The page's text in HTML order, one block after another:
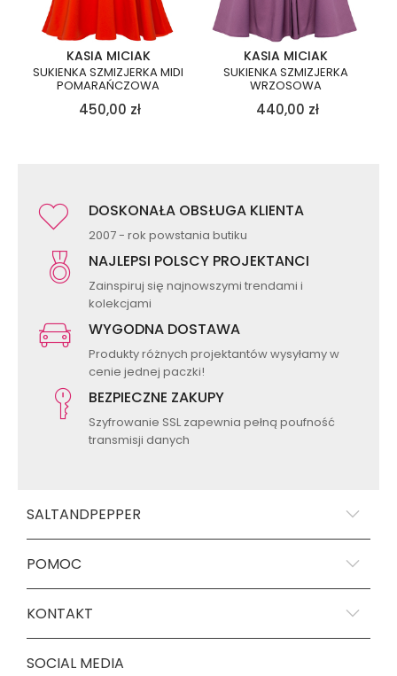
KASIA MICIAK
SUKIENKA SZMIZJERKA MIDI
POMARAŃCZOWA
450,00 zł
KASIA MICIAK
SUKIENKA SZMIZJERKA
WRZOSOWA
440,00 zł
DOSKONAŁA OBSŁUGA KLIENTA
2007 - rok powstania butiku
NAJLEPSI POLSCY PROJEKTANCI
Zainspiruj się najnowszymi trendami i
kolekcjami
WYGODNA DOSTAWA
Produkty różnych projektantów wysyłamy w
cenie jednej paczki!
BEZPIECZNE ZAKUPY
Szyfrowanie SSL zapewnia pełną poufność
transmisji danych
SALTANDPEPPER
POMOC
KONTAKT
SOCIAL MEDIA